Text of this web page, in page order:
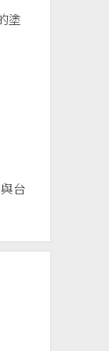
塗
台